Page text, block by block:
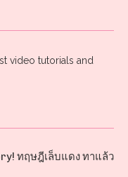
video tutorials and
ทฤษฎีเล็บแดง ทาแล้ว